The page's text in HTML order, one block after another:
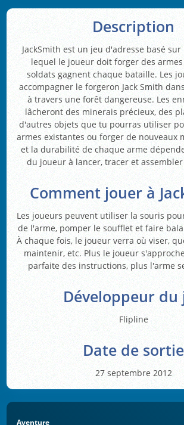
Description
JackSmith est un jeu d'adresse basé
lequel le joueur doit forger des
soldats gagnent chaque bataille. Les
accompagner le forgeron Jack Smith
à travers une forêt dangereuse. Les
lâcheront des minerais précieux, des
d'autres objets que tu pourras utiliser
armes existantes ou forger de nouveaux
et la durabilité de chaque arme
du joueur à lancer, tracer et
Comment jouer à
Les joueurs peuvent utiliser la souris
de l'arme, pomper le soufflet et faire
À chaque fois, le joueur verra où viser,
maintenir, etc. Plus le joueur
parfaite des instructions, plus l'arme
Développeur du
Flipline
Date de sortie
27 septembre 2012
Aventure